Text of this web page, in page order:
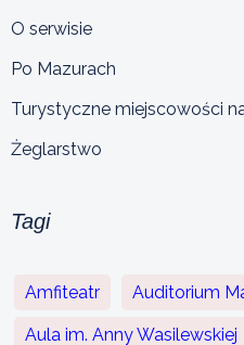
O serwisie
Po Mazurach
Turystyczne miejscowości
Żeglarstwo
Tagi
Amfiteatr Auditorium
Aula im. Anny Wasilewskiej